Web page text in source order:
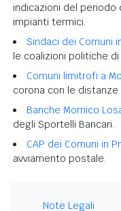
indicazioni del
impianti termici.
Sindaci dei Comuni
le coalizioni politiche
Comuni limitrofi a
corona con le distanze
Banche Mornico
degli Sportelli Bancari.
CAP dei Comuni in
avviamento postale.
Note Legali